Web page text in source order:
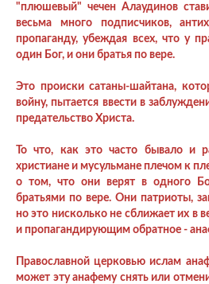
"плюшевый" чечен Алаудинов
весьма много подписчиков,
пропаганду, убеждая всех, что у
один Бог, и они братья по вере.
Это происки сатаны-шайтана,
войну, пытается ввести в
предательство Христа.
То что, как это часто бывало и
христиане и мусульмане плечом к
о том, что они верят в одного
братьями по вере. Они патриоты,
но это нисколько не сближает их в
и пропагандирующим обратное -
Православной церковью ислам
может эту анафему снять или